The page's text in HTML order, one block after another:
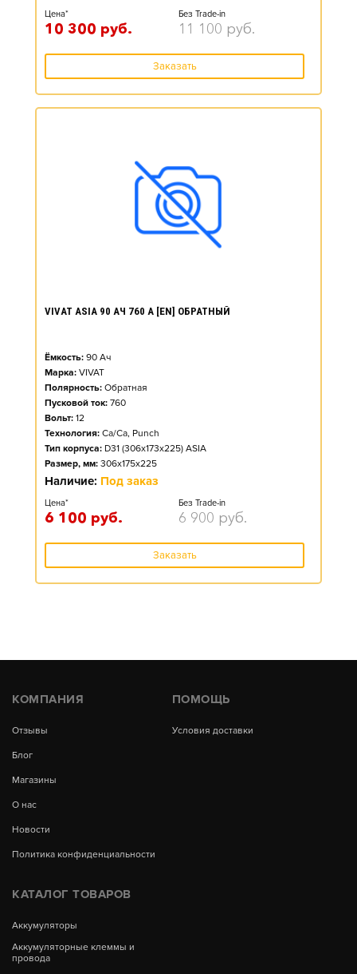
Цена*
10 300 руб.
Без Trade-in
11 100 руб.
Заказать
VIVAT ASIA 90 АЧ 760 А [EN] ОБРАТНЫЙ
Ёмкость: 90 Ач
Марка: VIVAT
Полярность: Обратная
Пусковой ток: 760
Вольт: 12
Технология: Ca/Ca, Punch
Тип корпуса: D31 (306x173x225) ASIA
Размер, мм: 306x175x225
Наличие: Под заказ
Цена*
6 100 руб.
Без Trade-in
6 900 руб.
Заказать
КОМПАНИЯ
Отзывы
Блог
Магазины
О нас
Новости
Политика конфиденциальности
ПОМОЩЬ
Условия доставки
КАТАЛОГ ТОВАРОВ
Аккумуляторы
Аккумуляторные клеммы и
провода